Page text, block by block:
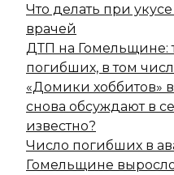
Что делать при
врачей
ДТП на Гомельщине:
погибших, в том
«Домики хоббитов»
снова обсуждают в
известно?
Число погибших в
Гомельщине